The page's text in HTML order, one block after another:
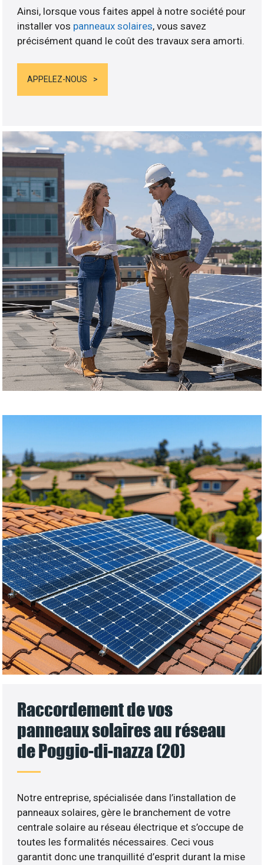
Ainsi, lorsque vous faites appel à notre société pour
installer vos panneaux solaires, vous savez
précisément quand le coût des travaux sera amorti.
APPELEZ-NOUS
Raccordement de vos
panneaux solaires au réseau
de Poggio-di-nazza (20)
Notre entreprise, spécialisée dans l’installation de
panneaux solaires, gère le branchement de votre
centrale solaire au réseau électrique et s’occupe de
toutes les formalités nécessaires. Ceci vous
garantit donc une tranquillité d’esprit durant la mise